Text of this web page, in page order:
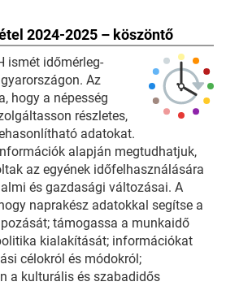
2024-2025 – köszöntő
ismét időmérleg-
Az
hogy a népesség
részletes,
adatokat.
alapján megtudhatjuk,
az egyének időfelhasználására
és gazdasági változásai. A
naprakész adatokkal segítse a
támogassa a munkaidő
kialakítását; információkat
célokról és módokról;
a kulturális és szabadidős